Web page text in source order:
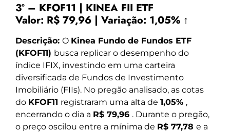
3º – KFOF11 | KINEA FII ETF
Valor: R$ 79,96 | Variação: 1,05% ↑
Descrição: O Kinea Fundo de Fundos ETF
(KFOF11) busca replicar o desempenho do
índice IFIX, investindo em uma carteira
diversificada de Fundos de Investimento
Imobiliário (FIIs). No pregão analisado, as cotas
do KFOF11 registraram uma alta de 1,05% ,
encerrando o dia a R$ 79,96 . Durante o pregão,
o preço oscilou entre a mínima de R$ 77,78 e a